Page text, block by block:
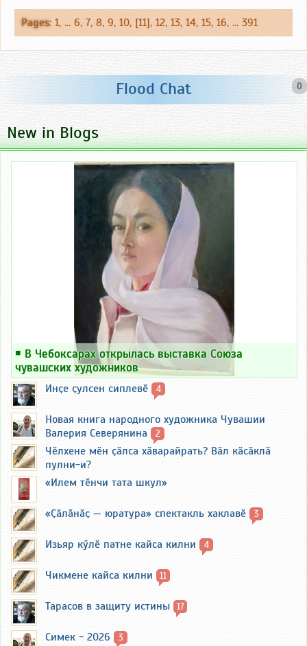
Pages: 1, ... 6, 7, 8, 9, 10, [11], 12, 13, 14, 15, 16, ... 391
0
Flood Chat
New in Blogs
￭ В Чебоксарах открылась выставка Союза
чувашских художников
Инҫе ҫулсен сиплевӗ 4
Новая книга народного художника Чувашии
Валерия Северянина
2
Чӗлхене мӗн ҫӑлса хӑварайрать? Вӑл кӑсӑклӑ
пулни-и?
«Илем тӗнчи тата шкул»
«Ҫӑлӑнӑҫ — юратура» спектакль хаклавӗ 3
Изьяр кӳлӗ патне кайса килни 4
Чикмене кайса килни 11
Тарасов в защиту истины 17
Симек - 2026 3